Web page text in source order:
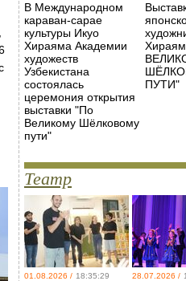
В Международном
караван-сарае
культуры Икуо
Хираяма Академии
художеств
Узбекистана
состоялась
церемония открытия
выставки "По
Великому Шёлковому
пути"
ПУТИ"
Театр
01.08.2026 / 18:35:29 28.07.2026 /